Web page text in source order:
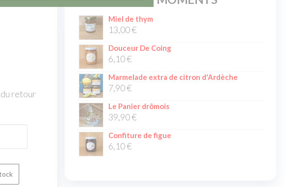
retour
Miel de thym
13,00€
Douceur De Coing
6,10€
Marmelade extra de citron d'Ardèche
7,90€
Le Panier drômois
39,90€
Confiture de figue
6,10€